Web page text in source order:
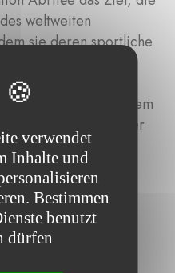
weltweiten
sie deren sportliche
Turnieren auf der
seiner Erfahrung,
in diesem
diese jungen Spieler
um ihnen zu
zu
verwendet
Inhalte und
Bestimmen
benutzt
dürfen